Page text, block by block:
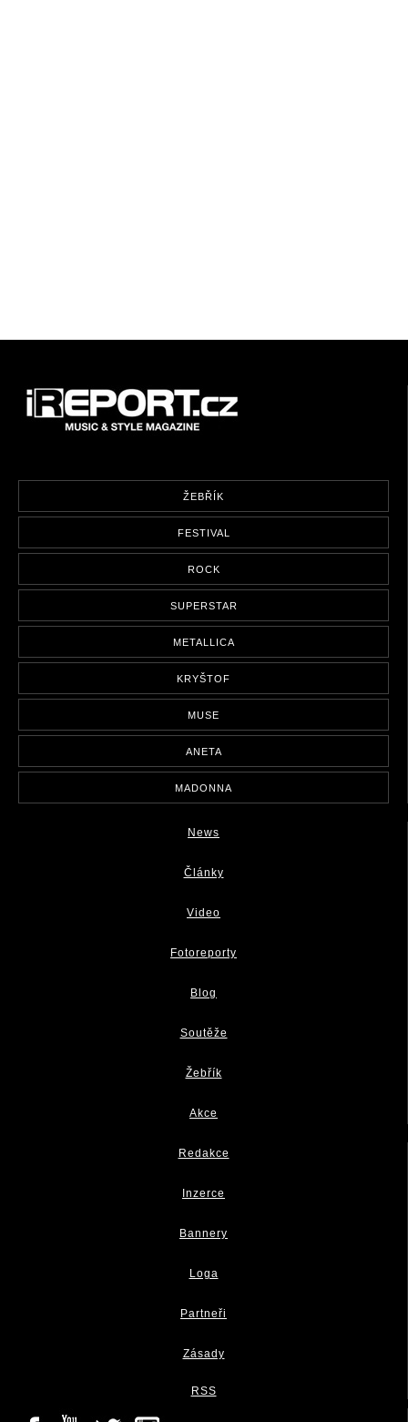
ŽEBŘÍK
FESTIVAL
ROCK
SUPERSTAR
METALLICA
KRYŠTOF
MUSE
ANETA
MADONNA
News
Články
Video
Fotoreporty
Blog
Soutěže
Žebřík
Akce
Redakce
Inzerce
Bannery
Loga
Partneři
Zásady
RSS